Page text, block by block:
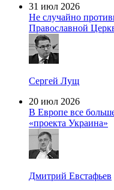
31 июл 2026
Не случайно
Православной
Сергей Лущ
20 июл 2026
В Европе все
«проекта Украина»
Дмитрий Евстафьев